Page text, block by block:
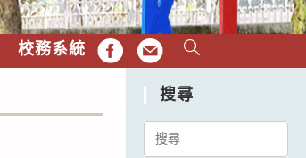
校務系統 FB EMAIL
搜尋
Search